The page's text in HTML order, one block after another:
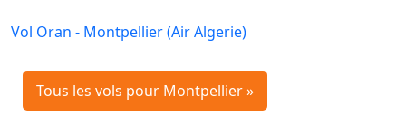
Vol Oran - Montpellier (Air Algerie)
Tous les vols pour Montpellier »